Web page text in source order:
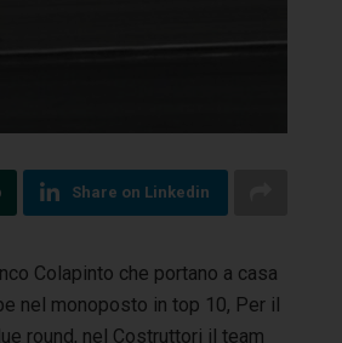
Share on Linkedin
Colapinto che portano a casa
nel monoposto in top 10, Per il
round, nel Costruttori il team